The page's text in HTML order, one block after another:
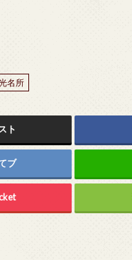
名所
ト
ブ